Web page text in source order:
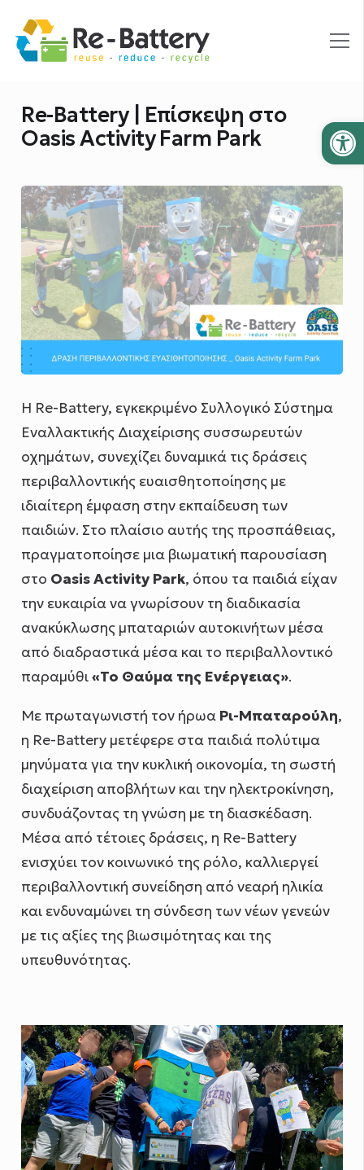
Re-Battery | Επίσκεψη στο
Oasis Activity Farm Park
Η Re-Battery, εγκεκριμένο Συλλογικό Σύστημα
Εναλλακτικής Διαχείρισης συσσωρευτών
οχημάτων, συνεχίζει δυναμικά τις δράσεις
περιβαλλοντικής ευαισθητοποίησης με
ιδιαίτερη έμφαση στην εκπαίδευση των
παιδιών. Στο πλαίσιο αυτής της προσπάθειας,
πραγματοποίησε μια βιωματική παρουσίαση
στο Oasis Activity Park, όπου τα παιδιά είχαν
την ευκαιρία να γνωρίσουν τη διαδικασία
ανακύκλωσης μπαταριών αυτοκινήτων μέσα
από διαδραστικά μέσα και το περιβαλλοντικό
παραμύθι«Το Θαύμα της Ενέργειας».
Με πρωταγωνιστή τον ήρωα Ρι-Μπαταρούλη,
η Re-Battery μετέφερε στα παιδιά πολύτιμα
μηνύματα για την κυκλική οικονομία, τη σωστή
διαχείριση αποβλήτων και την ηλεκτροκίνηση,
συνδυάζοντας τη γνώση με τη διασκέδαση.
Μέσα από τέτοιες δράσεις, η Re-Battery
ενισχύει τον κοινωνικό της ρόλο, καλλιεργεί
περιβαλλοντική συνείδηση από νεαρή ηλικία
και ενδυναμώνει τη σύνδεση των νέων γενεών
με τις αξίες της βιωσιμότητας και της
υπευθυνότητας.